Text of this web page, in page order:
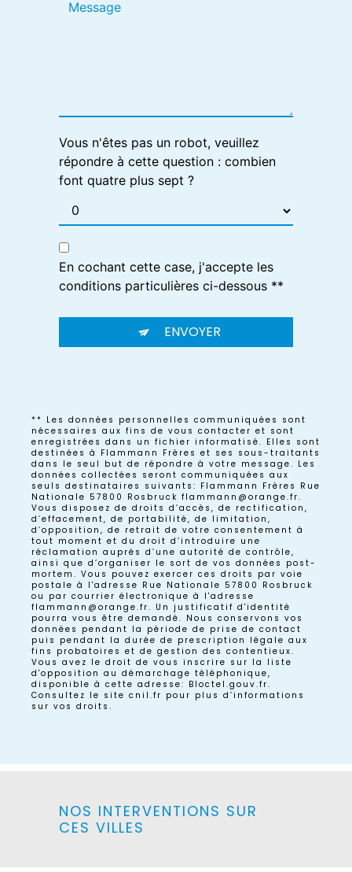
Vous n'êtes pas un robot, veuillez
répondre à cette question : combien
font quatre plus sept ?
En cochant cette case, j'accepte les
conditions particulières ci-dessous **
ENVOYER
** Les données personnelles communiquées sont
nécessaires aux fins de vous contacter et sont
enregistrées dans un fichier informatisé. Elles sont
destinées à Flammann Frères et ses sous-traitants
dans le seul but de répondre à votre message. Les
données collectées seront communiquées aux
seuls destinataires suivants: Flammann Frères Rue
Nationale 57800 Rosbruck flammann@orange.fr.
Vous disposez de droits d’accès, de rectification,
d’effacement, de portabilité, de limitation,
d’opposition, de retrait de votre consentement à
tout moment et du droit d’introduire une
réclamation auprès d’une autorité de contrôle,
ainsi que d’organiser le sort de vos données post-
mortem. Vous pouvez exercer ces droits par voie
postale à l'adresse Rue Nationale 57800 Rosbruck
ou par courrier électronique à l'adresse
flammann@orange.fr. Un justificatif d'identité
pourra vous être demandé. Nous conservons vos
données pendant la période de prise de contact
puis pendant la durée de prescription légale aux
fins probatoires et de gestion des contentieux.
Vous avez le droit de vous inscrire sur la liste
d'opposition au démarchage téléphonique,
disponible à cette adresse: Bloctel.gouv.fr.
Consultez le site cnil.fr pour plus d’informations
sur vos droits.
NOS INTERVENTIONS SUR
CES VILLES